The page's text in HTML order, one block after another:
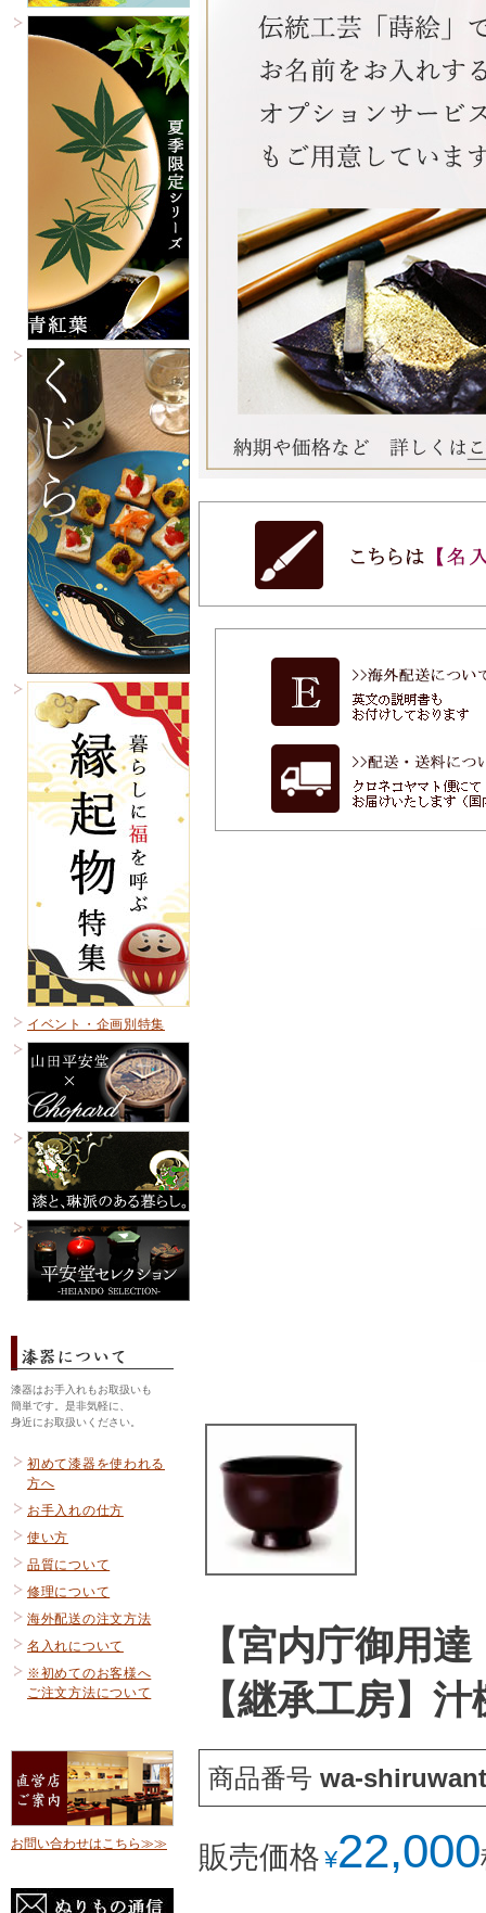
イベント・企画別特集
漆器はお手入れもお取扱いも
簡単です。是非気軽に、
身近にお取扱いください。
初めて漆器を使われる
方へ
お手入れの仕方
使い方
品質について
修理について
海外配送の注文方法
名入れについて
※初めてのお客様へ
ご注文方法について
お問い合わせはこちら≫≫
【宮内庁御用
【継承工房】
商品番号 wa-
販売価格 ¥22,000